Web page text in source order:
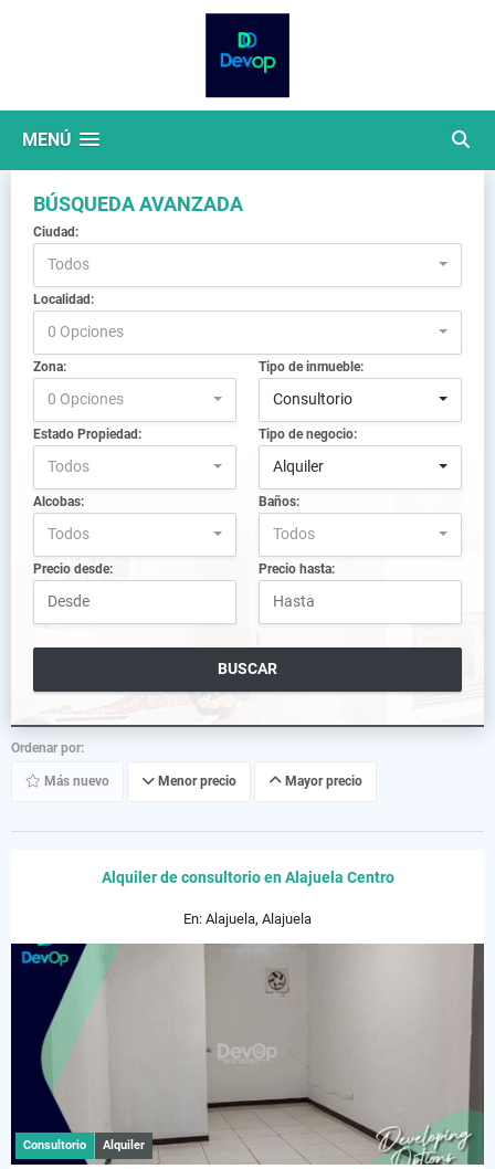
MENÚ
BÚSQUEDA AVANZADA
Ciudad:
Todos
Localidad:
0 Opciones
Zona:
0 Opciones
Tipo de inmueble:
Consultorio
Estado Propiedad:
Todos
Tipo de negocio:
Alquiler
Alcobas:
Todos
Baños:
Todos
Precio desde: Precio hasta:
BUSCAR
Ordenar por:
Más nuevo Menor precio Mayor precio
Alquiler de consultorio en Alajuela Centro
En: Alajuela, Alajuela
Consultorio Alquiler